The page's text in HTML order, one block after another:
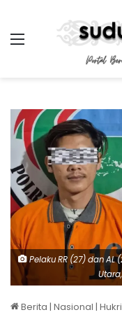
Menu
Pelaku RR (27) dan
Berita | Nasional |